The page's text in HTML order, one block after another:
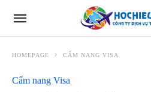
HOMEPAGE CẨM NANG VISA
Cẩm nang Visa